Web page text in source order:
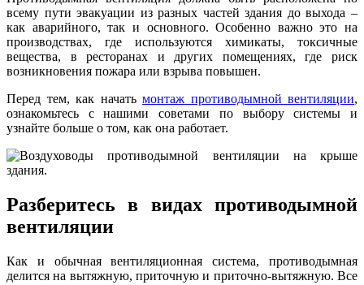
всему пути эвакуации из разных частей здания до выхода –
как аварийного, так и основного. Особенно важно это на
производствах, где используются химикаты, токсичные
вещества, в ресторанах и других помещениях, где риск
возникновения пожара или взрыва повышен.
Перед тем, как начать монтаж противодымной вентиляции,
ознакомьтесь с нашими советами по выбору системы и
узнайте больше о том, как она работает.
Разберитесь в видах противодымной
вентиляции
Как и обычная вентиляционная система, противодымная
делится на вытяжную, приточную и приточно-вытяжную. Все